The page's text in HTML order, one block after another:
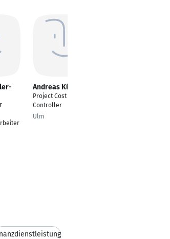
Andreas Kübler
Project Cost
Controller
Ulm